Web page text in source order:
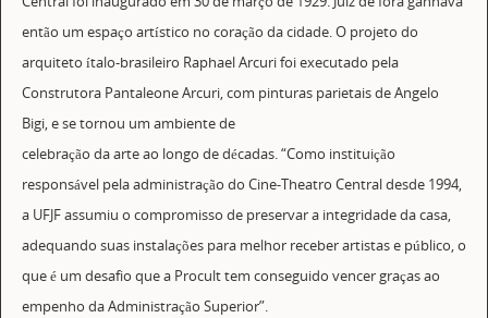
então um espaço artístico no coração da cidade. O projeto do
arquiteto ítalo-brasileiro Raphael Arcuri foi executado pela
Construtora Pantaleone Arcuri, com pinturas parietais de Angelo
Bigi, e se tornou um ambiente de
celebração da arte ao longo de décadas. “Como instituição
responsável pela administração do Cine-Theatro Central desde 1994,
a UFJF assumiu o compromisso de preservar a integridade da casa,
adequando suas instalações para melhor receber artistas e público, o
que é um desafio que a Procult tem conseguido vencer graças ao
empenho da Administração Superior”.